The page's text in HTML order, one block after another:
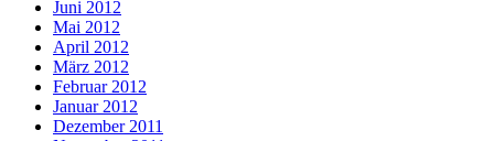
Juni 2012
Mai 2012
April 2012
März 2012
Februar 2012
Januar 2012
Dezember 2011